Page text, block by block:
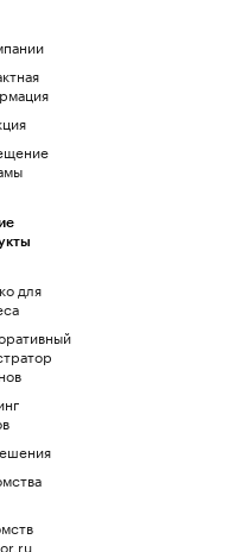
для